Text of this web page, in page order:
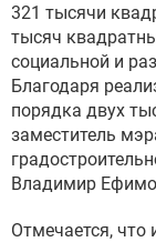
321 тысячи
тысяч
социальной и
Благодаря
порядка двух
заместитель
Владимир
Отмечается, что